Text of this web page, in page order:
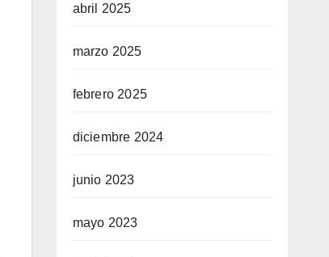
abril 2025
marzo 2025
febrero 2025
diciembre 2024
junio 2023
mayo 2023